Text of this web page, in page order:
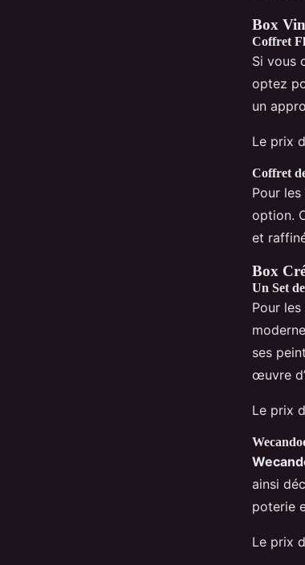
Box
Coffret
Si vous
optez
un
Le prix
Coffret
Pour les
option.
et
Box
Un Set
Pour
ses
œuvre
Le prix
ainsi
poterie
Le prix